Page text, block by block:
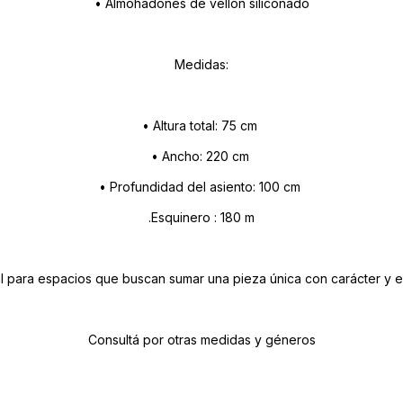
• Almohadones de vellon siliconado
Medidas:
• Altura total: 75 cm
• Ancho: 220 cm
• Profundidad del asiento: 100 cm
.Esquinero : 180 m
para espacios que buscan sumar una pieza única con carácter y
Consultá por otras medidas y géneros